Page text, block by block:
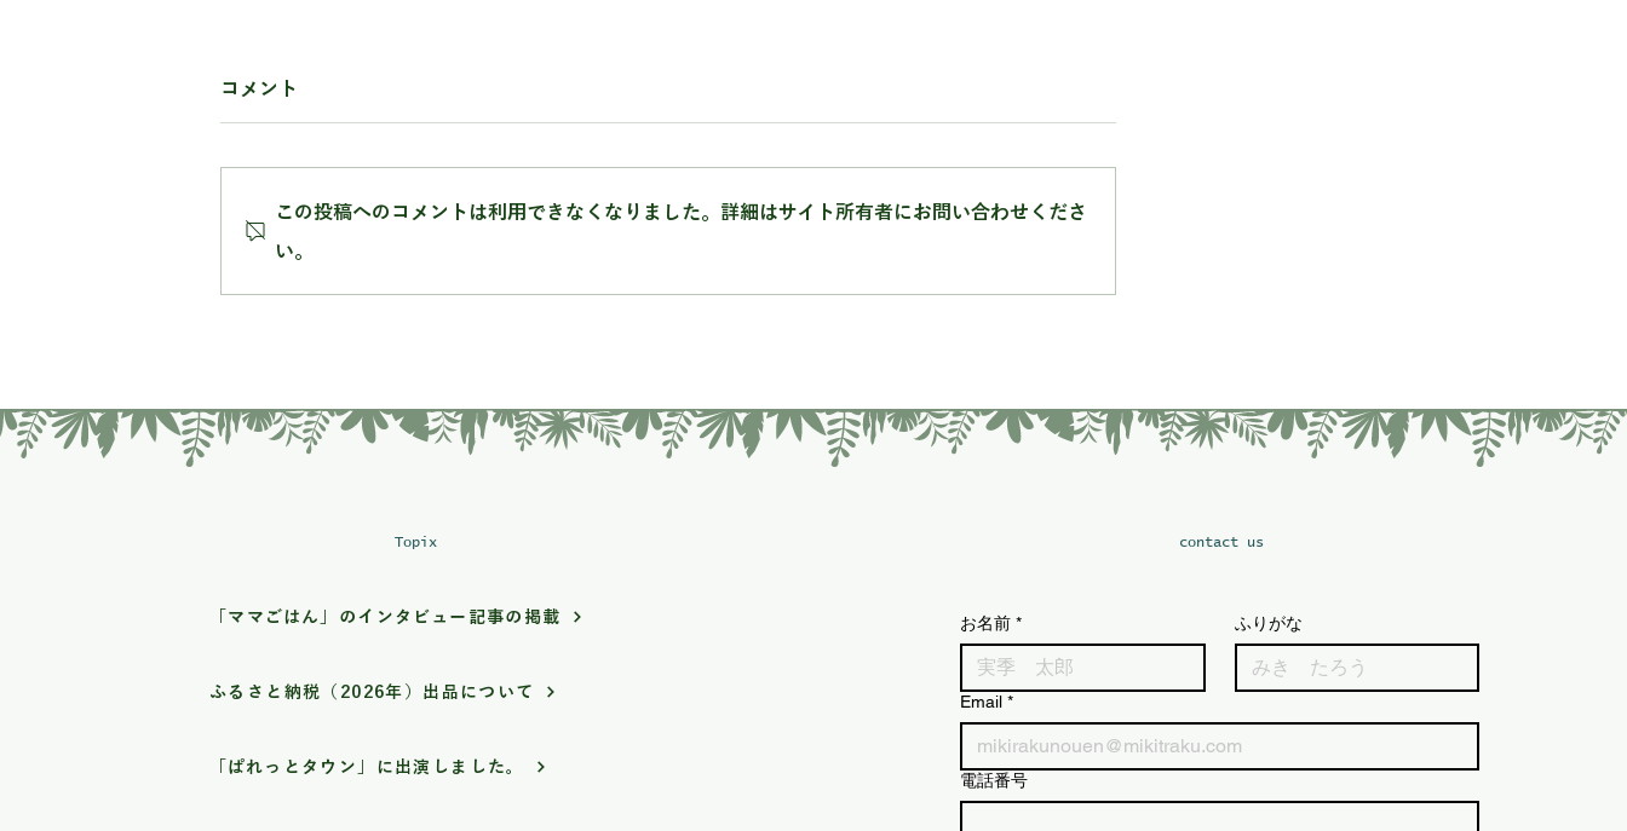
コメント
この投稿へのコメントは利用できなくなりました。詳細はサイト所有者にお問い合わせくださ
い。
Topix
「ママごはん」のインタビュー記事の掲載
ふるさと納税（2026年）出品について
「ぱれっとタウン」に出演しました。
​contact us
お名前 * ふりがな
Email *
電話番号